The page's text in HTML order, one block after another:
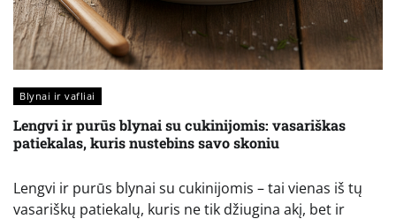
Blynai ir vafliai
Lengvi ir purūs blynai su cukinijomis: vasariškas
patiekalas, kuris nustebins savo skoniu
Lengvi ir purūs blynai su cukinijomis – tai vienas iš tų
vasariškų patiekalų, kuris ne tik džiugina akį, bet ir